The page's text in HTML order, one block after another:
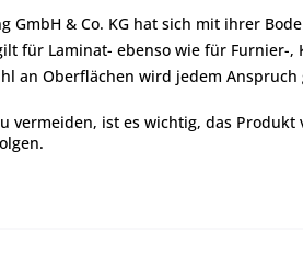
GmbH & Co. KG hat sich mit ihrer
für Laminat- ebenso wie für Furnier-
an Oberflächen wird jedem
vermeiden, ist es wichtig, das